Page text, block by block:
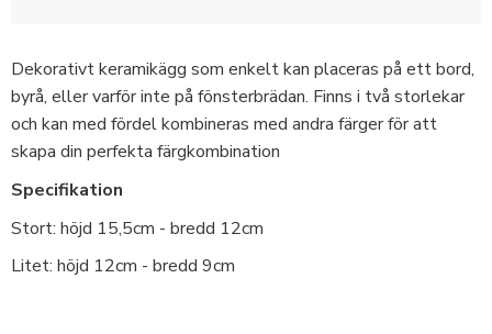
Dekorativt keramikägg som enkelt kan placeras på ett bord,
byrå, eller varför inte på fönsterbrädan. Finns i två storlekar
och kan med fördel kombineras med andra färger för att
skapa din perfekta färgkombination
Specifikation
Stort: höjd 15,5cm - bredd 12cm
Litet: höjd 12cm - bredd 9cm